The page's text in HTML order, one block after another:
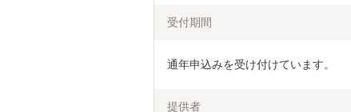
受付期間
通年申込みを受け付けています。
提供者